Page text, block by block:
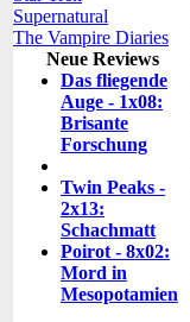
Supernatural
The Vampire Diaries
Neue Reviews
Das fliegende
Auge - 1x08:
Brisante
Forschung
Twin Peaks -
2x13:
Schachmatt
Poirot - 8x02:
Mord in
Mesopotamien